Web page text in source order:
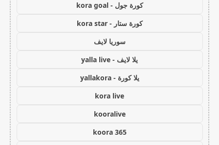
كورة جول - kora goal
كورة ستار - kora star
سوريا لايف
يلا لايف - yalla live
يلا كورة - yallakora
kora live
kooralive
koora 365